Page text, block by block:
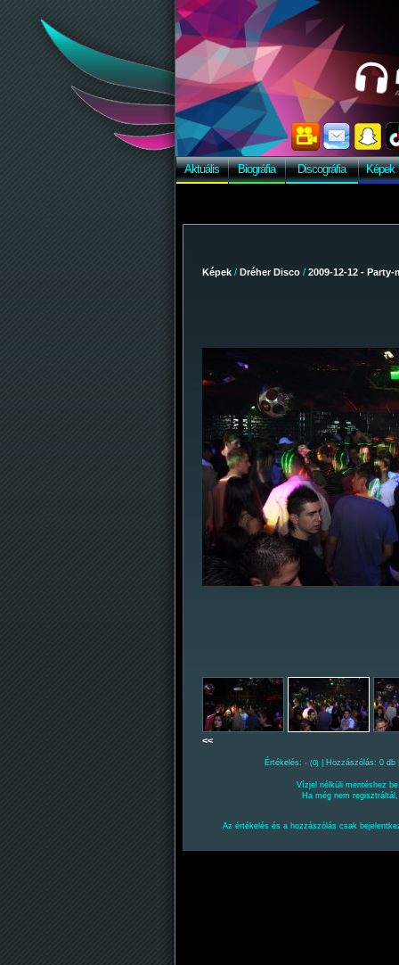
Aktuális Biográfia Discográfia Képek
Képek / Dréher Disco / 2009-12-12 -
<<
Értékelés: - (0) | Hozzászólás: 0
Vízjel nélküli mentéshez
Ha még nem
Az értékelés és a hozzászólás csak